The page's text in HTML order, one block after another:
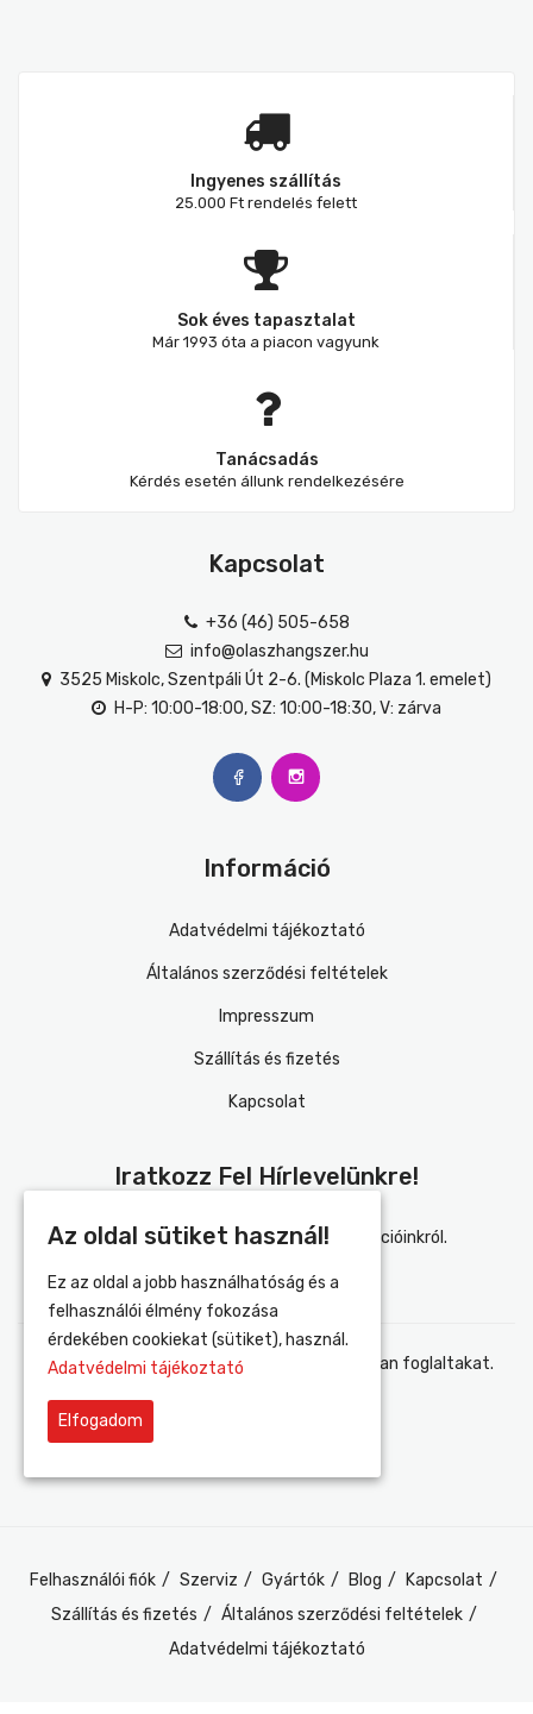
Ingyenes szállítás
25.000 Ft rendelés felett
Sok éves tapasztalat
Már 1993 óta a piacon vagyunk
Tanácsadás
Kérdés esetén állunk rendelkezésére
Kapcsolat
+36 (46) 505-658
info@olaszhangszer.hu
3525 Miskolc, Szentpáli Út 2-6. (Miskolc Plaza 1. emelet)
H-P: 10:00-18:00, SZ: 10:00-18:30, V: zárva
Információ
Adatvédelmi tájékoztató
Általános szerződési feltételek
Impresszum
Szállítás és fizetés
Kapcsolat
Iratkozz Fel Hírlevelünkre!
Értesülj elsőként újdonságainkról és akcióinkról.
Elfogadom az adatvédelmi tájékoztatóban foglaltakat.
Felhasználói fiók Szerviz Gyártók Blog
Kapcsolat
Szállítás és fizetés
Általános szerződési feltételek
Adatvédelmi tájékoztató
Az oldal sütiket használ!
Ez az oldal a jobb használhatóság és a
felhasználói élmény fokozása
érdekében cookiekat (sütiket), használ.
Adatvédelmi tájékoztató
Elfogadom